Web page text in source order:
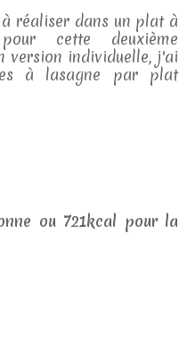
réaliser dans un plat à
cette deuxième
version individuelle, j'ai
à lasagne par plat
ou 721kcal pour la